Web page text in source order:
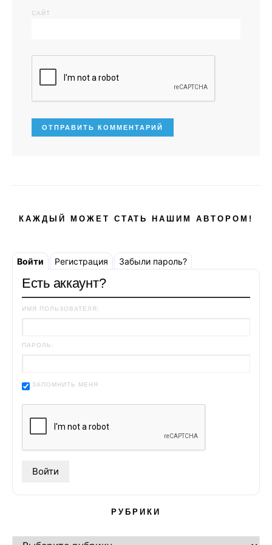
САЙТ
КАЖДЫЙ МОЖЕТ СТАТЬ НАШИМ АВТОРОМ!
Войти Регистрация Забыли пароль?
Есть аккаунт?
ИМЯ ПОЛЬЗОВАТЕЛЯ:
ПАРОЛЬ:
ЗАПОМНИТЬ МЕНЯ
РУБРИКИ